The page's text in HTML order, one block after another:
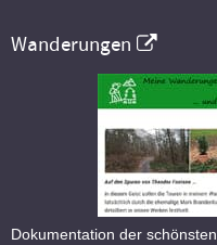
Wanderungen
Dokumentation der